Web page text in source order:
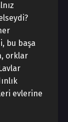
bu başa
orklar
evlerine